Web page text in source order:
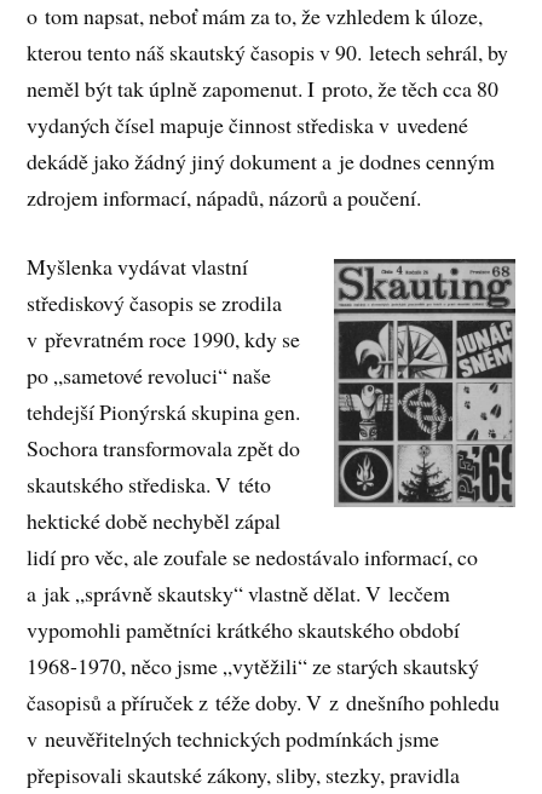
o tom napsat, neboť mám za to, že vzhledem k úloze,
kterou tento náš skautský časopis v 90. letech sehrál, by
neměl být tak úplně zapomenut. I proto, že těch cca 80
vydaných čísel mapuje činnost střediska v uvedené
dekádě jako žádný jiný dokument a je dodnes cenným
zdrojem informací, nápadů, názorů a poučení.
Myšlenka vydávat vlastní
střediskový časopis se zrodila
v převratném roce 1990, kdy se
po „sametové revoluci“ naše
tehdejší Pionýrská skupina gen.
Sochora transformovala zpět do
skautského střediska. V této
hektické době nechyběl zápal
lidí pro věc, ale zoufale se nedostávalo informací, co
a jak „správně skautsky“ vlastně dělat. V lecčem
vypomohli pamětníci krátkého skautského období
1968-1970, něco jsme „vytěžili“ ze starých skautský
časopisů a příruček z téže doby. V z dnešního pohledu
v neuvěřitelných technických podmínkách jsme
přepisovali skautské zákony, sliby, stezky, pravidla